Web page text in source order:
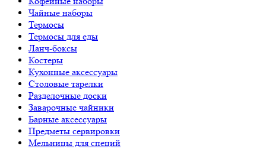
Чайные наборы
Термосы
Термосы для еды
Ланч-боксы
Костеры
Кухонные аксессуары
Столовые тарелки
Разделочные доски
Заварочные чайники
Барные аксессуары
Предметы сервировки
Мельницы для специй